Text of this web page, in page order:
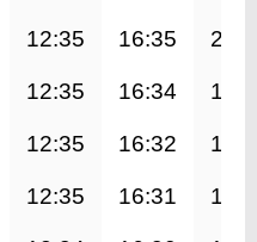
12:35 16:35
12:35 16:34
12:35 16:32
12:35 16:31